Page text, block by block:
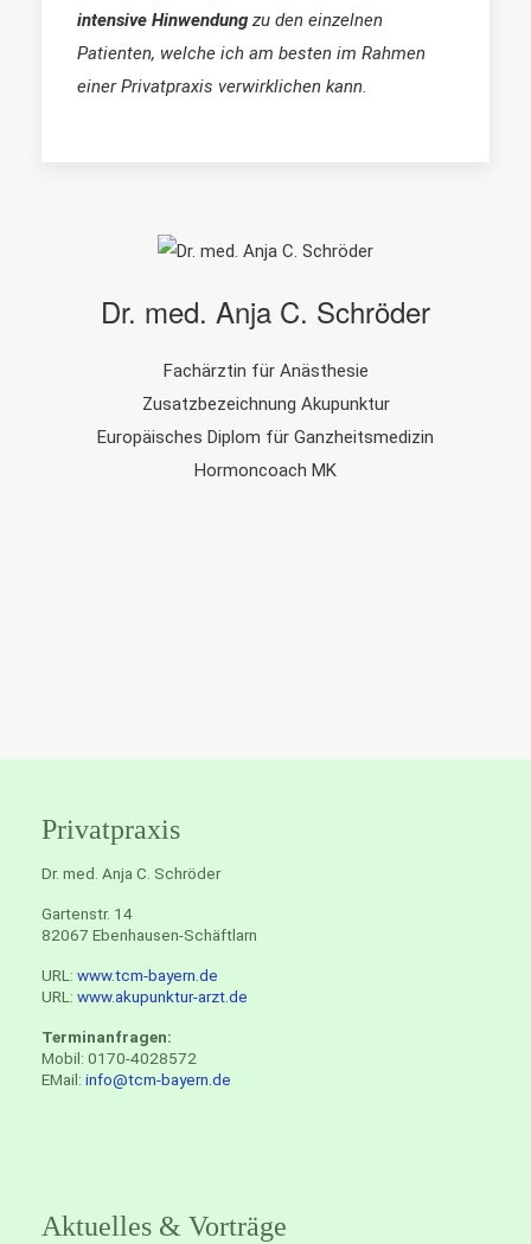
intensive Hinwendung zu den einzelnen
Patienten, welche ich am besten im Rahmen
einer Privatpraxis verwirklichen kann.
Dr. med. Anja C. Schröder
Fachärztin für Anästhesie
Zusatzbezeichnung Akupunktur
Europäisches Diplom für Ganzheitsmedizin
Hormoncoach MK
Privatpraxis
Dr. med. Anja C. Schröder
Gartenstr. 14
82067 Ebenhausen-Schäftlarn
URL: www.tcm-bayern.de
URL: www.akupunktur-arzt.de
Terminanfragen:
Mobil: 0170-4028572
EMail: info@tcm-bayern.de
Aktuelles & Vorträge